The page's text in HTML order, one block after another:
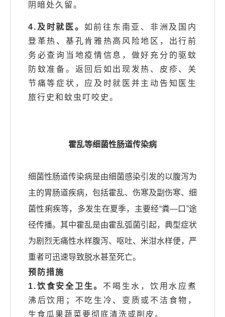
阴暗处久留。
4.及时就医。 如前往东南亚、非洲及国内
登革热、基孔肯雅热高风险地区，出行前
务必查询当地疫情信息，做好充分的驱蚊
防蚊准备。返回后如出现发热、皮疹、关
节痛等症状，应及时就医并主动告知医生
旅行史和蚊虫叮咬史。
霍乱等细菌性肠道传染病
细菌性肠道传染病是由细菌感染引发的以腹泻为
主的胃肠道疾病，包括霍乱、伤寒及副伤寒、细
菌性痢疾等，多发生在夏季，主要经“粪—口”途
径传播。其中霍乱是由霍乱弧菌引起，典型症状
为剧烈无痛性水样腹泻、呕吐、米泔水样便，严
重者可迅速导致脱水甚至死亡。
预防措施
1.饮食安全卫生。 不喝生水，饮用水应煮
沸后饮用；不吃生冷、变质或不洁食物，
生食瓜果蔬菜要彻底清洗或削皮。